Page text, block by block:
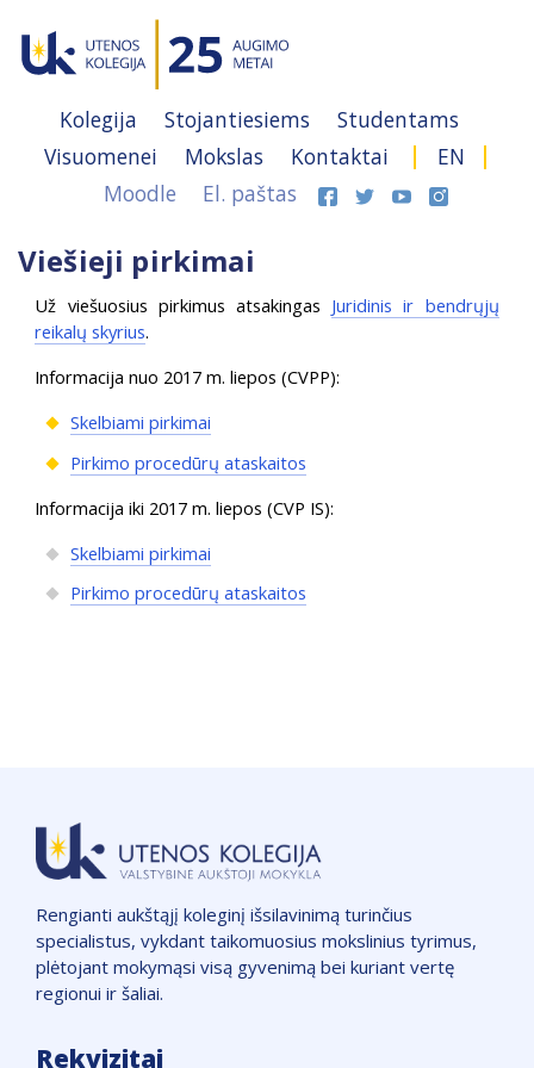
Kolegija Stojantiesiems
Studentams
Visuomenei
Mokslas Kontaktai
EN
Moodle
El. paštas
Viešieji pirkimai
Už viešuosius pirkimus atsakingas Juridinis ir bendrųjų
reikalų skyrius.
Informacija nuo 2017 m. liepos (CVPP):
Skelbiami pirkimai
Pirkimo procedūrų ataskaitos
Informacija iki 2017 m. liepos (CVP IS):
Skelbiami pirkimai
Pirkimo procedūrų ataskaitos
Rengianti aukštąjį koleginį išsilavinimą turinčius
specialistus, vykdant taikomuosius mokslinius tyrimus,
plėtojant mokymąsi visą gyvenimą bei kuriant vertę
regionui ir šaliai.
Rekvizitai